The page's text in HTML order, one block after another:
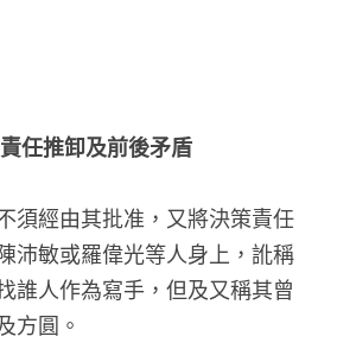
任推卸及前後矛盾
須經由其批准，又將決策責任
沛敏或羅偉光等人身上，訛稱
誰人作為寫手，但及又稱其曾
方圓。